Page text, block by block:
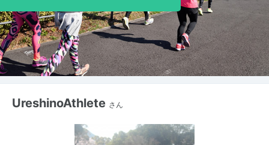
UreshinoAthlete さん